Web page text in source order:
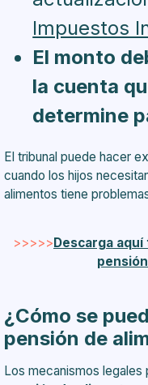
Impuestos
El monto
la cuenta
determine
El tribunal puede hacer
cuando los hijos
alimentos tiene
>>>>> Descarga
¿Cómo se
pensión de
Los mecanismos